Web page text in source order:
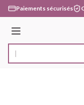
Aller au contenu
Paiements sécurisés
Menu
Rechercher